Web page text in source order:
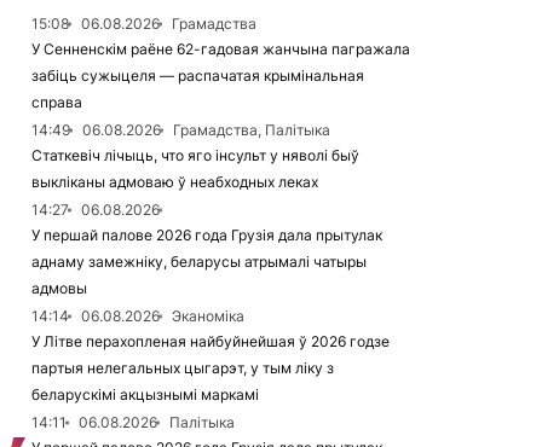
15:08 06.08.2026
Грамадства
У Сенненскім раёне 62-гадовая жанчына пагражала
забіць сужыцеля — распачатая крымінальная
справа
14:49
06.08.2026
Грамадства, Палітыка
Статкевіч лічыць, что яго інсульт у няволі быў
выкліканы адмоваю ў неабходных леках
14:27
06.08.2026
У першай палове 2026 года Грузія дала прытулак
аднаму замежніку, беларусы атрымалі чатыры
адмовы
14:14
06.08.2026
Эканоміка
У Літве перахопленая найбуйнейшая ў 2026 годзе
партыя нелегальных цыгарэт, у тым ліку з
беларускімі акцызнымі маркамі
14:11
06.08.2026
Палітыка